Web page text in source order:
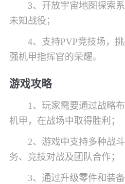
3、开放宇宙地图探索
未知战役；
4、支持PVP竞技场，
强机甲指挥官的荣耀。
游戏攻略
1、玩家需要通过战略
机甲，在战场中取得胜利；
2、游戏中支持多种战
务、竞技对战及团队合作；
3、通过升级零件和装